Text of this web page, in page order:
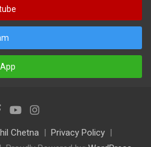
Chetna
Privacy Policy